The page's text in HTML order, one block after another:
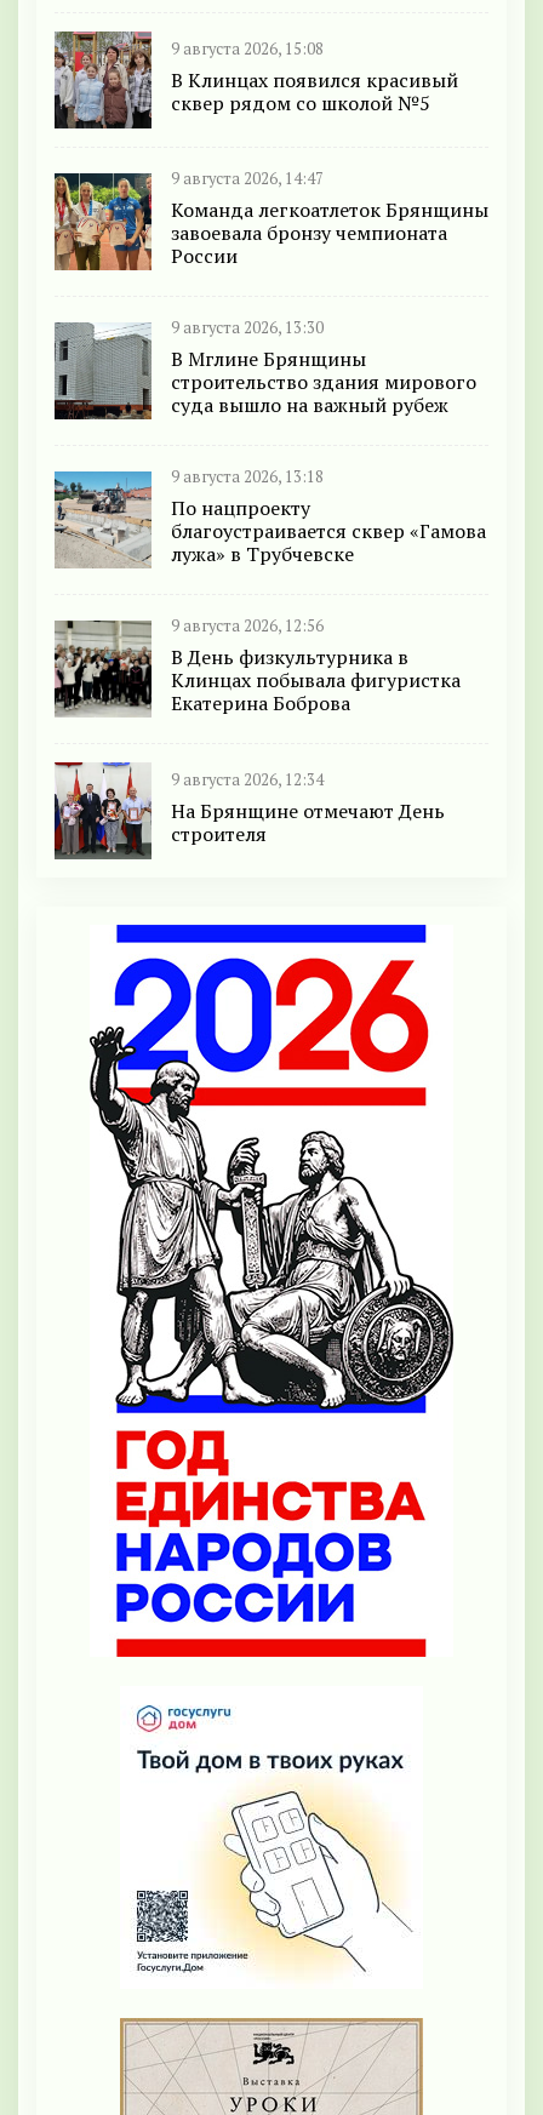
9 августа 2026, 15:08
В Клинцах появился красивый
сквер рядом со школой №5
9 августа 2026, 14:47
Команда легкоатлеток Брянщины
завоевала бронзу чемпионата
России
9 августа 2026, 13:30
В Мглине Брянщины
строительство здания мирового
суда вышло на важный рубеж
9 августа 2026, 13:18
По нацпроекту
благоустраивается сквер «Гамова
лужа» в Трубчевске
9 августа 2026, 12:56
В День физкультурника в
Клинцах побывала фигуристка
Екатерина Боброва
9 августа 2026, 12:34
На Брянщине отмечают День
строителя